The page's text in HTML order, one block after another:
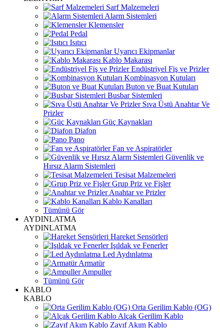
Sarf Malzemeleri
Alarm Sistemleri
Klemensler
Pedal
Isıtıcı
Uyarıcı Ekipmanlar
Kablo Makarası
Endüstriyel Fiş ve Prizler
Kombinasyon Kutuları
Buton ve Buat Kutuları
Busbar Sistemleri
Sıva Üstü Anahtar Ve
Prizler
Güç Kaynakları
Diafon
Pano
Fan ve Aspiratörler
Güvenlik ve
Hırsız Alarm Sistemleri
Tesisat Malzemeleri
Grup Priz ve Fişler
Anahtar ve Prizler
Kablo Kanalları
Tümünü Gör
AYDINLATMA
AYDINLATMA
Hareket Sensörleri
Işıldak ve Fenerler
Led Aydınlatma
Armatür
Ampuller
Tümünü Gör
KABLO
KABLO
Orta Gerilim Kablo (OG)
Alçak Gerilim Kablo
Zayıf Akım Kablo